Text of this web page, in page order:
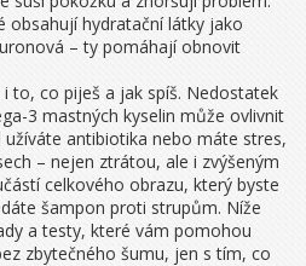
hydratační látky jako
– ty pomáhají obnovit
to, co piješ a jak spíš. Nedostatek
3 mastných kyselin může ovlivnit
užíváte antibiotika nebo máte stres,
– nejen ztrátou, ale i zvýšeným
celkového obrazu, který byste
šampon proti strupům. Níže
a testy, které vám pomohou
zbytečného šumu, jen s tím, co